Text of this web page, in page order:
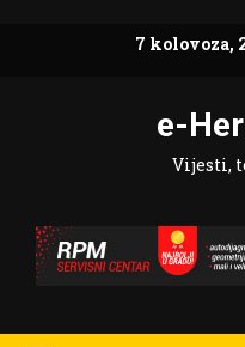
7 kolovoza,
e-
Vijesti,